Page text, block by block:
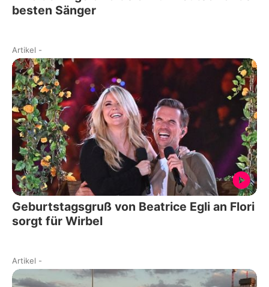
besten Sänger
Artikel -
Geburtstagsgruß von Beatrice Egli an Flori
sorgt für Wirbel
Artikel -